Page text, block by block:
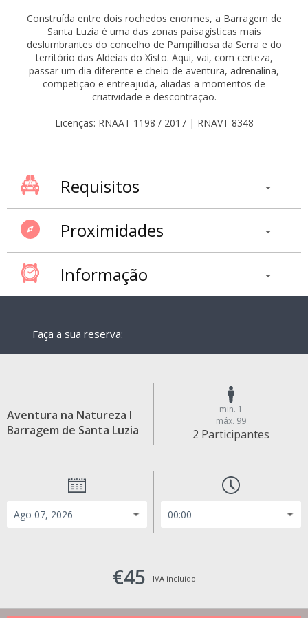
Construída entre dois rochedos enormes, a Barragem de
Santa Luzia é uma das zonas paisagísticas mais
deslumbrantes do concelho de Pampilhosa da Serra e do
território das Aldeias do Xisto. Aqui, vai, com certeza,
passar um dia diferente e cheio de aventura, adrenalina,
competição e entreajuda, aliadas a momentos de
criatividade e descontração.
Licenças: RNAAT 1198 / 2017 | RNAVT 8348
Requisitos
Proximidades
Informação
Faça a sua reserva:
Aventura na Natureza I
Barragem de Santa Luzia
min. 1
máx. 99
2 Participantes
€45 IVA incluído